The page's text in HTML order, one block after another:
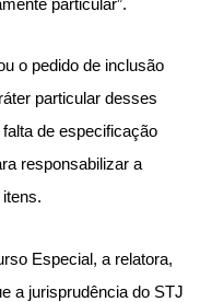
particular”.
o pedido de inclusão
particular desses
de especificação
responsabilizar a
Especial, a relatora,
a jurisprudência do STJ